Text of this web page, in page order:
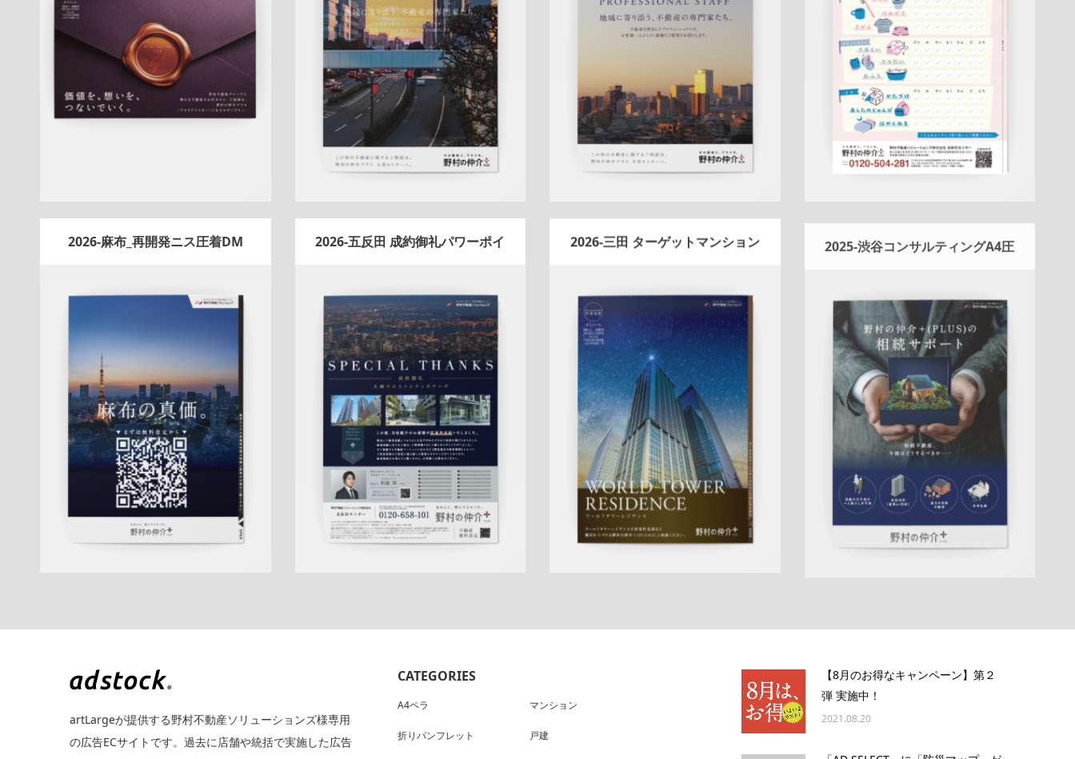
A4ペラ スペシャルマンション
建相続 サービス紹介新作
プレ
大宮センター 桜新町センター
詳しく見る
折りパンフレットエリア広告 スタッ
フ紹介新作来店訴求査定ナチュラル
大宮センター
詳しく見る
折りパンフレットエリア広告スタッ
新作 来店訴求査定 ナチュラル
詳しく見る
A4ペラ(片面)冊子
ートフル桜新町センター
詳しく見る
2026-麻布_再開発ニス圧着DM
Update:2026.02.18
折りパンフレット 土地エリア広告売
却訴求査定クールプレミアム 麻布営
業部QRコード市場動向相場
詳しく見る
2026-五反田 成約御礼パワーポイ
Update:2026.01.08
マンションエリア広告人気商品実績
訴求新作クール五反田センターアフ
ターフォロー反響成約御礼
詳しく見る
2026-三田 ターゲットマンション
Update: 2026.03.05
折りパンフレット マンション
エリア
広告 シリーズ広告 人気商品 売却訴求
査定クールプレミアム 三田センター
QRコードアフターフォロー成約御礼
詳しく見る
2025-渋谷コンサルティングA4圧
Update:2026.03.05
折りパンフレットマンション土地
建相続 サービス紹介売却訴求査定
クール ハートフル 渋谷営業部 QRコー
アフターフォロー成約御礼
詳しく見る
artLargeが提供する野村不動産ソリューションズ様専用
の広告ECサイトです。過去に店舗や統括で実施した広告
CATEGORIES
A4ペラ
折りパンフレット
マンション
戸建
【8月のお得なキャンペーン】第２
弾 実施中！
2021.08.20